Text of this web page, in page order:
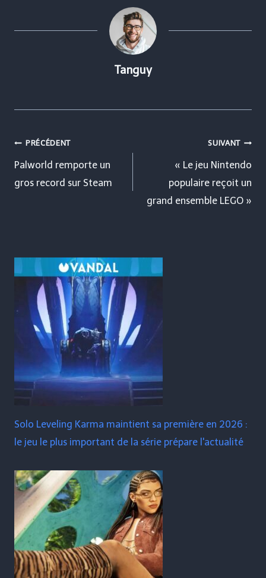
Tanguy
Navigation
de
l’article
PRÉCÉDENT
Palworld remporte un
gros record sur Steam
SUIVANT
« Le jeu Nintendo
populaire reçoit un
grand ensemble LEGO »
Solo Leveling Karma maintient sa première en 2026 :
le jeu le plus important de la série prépare l'actualité